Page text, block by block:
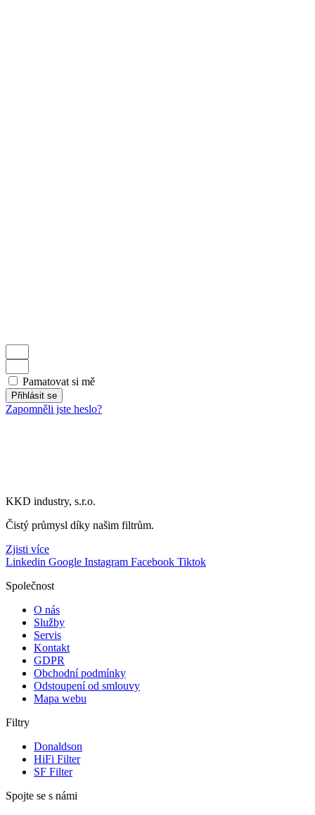
Pamatovat si mě
Přihlásit se
Zapomněli jste heslo?
KKD industry, s.r.o.
Čistý průmysl díky našim filtrům.
Zjisti více
Linkedin Google Instagram Facebook Tiktok
Společnost
O nás
Služby
Servis
Kontakt
GDPR
Obchodní podmínky
Odstoupení od smlouvy
Mapa webu
Filtry
Donaldson
HiFi Filter
SF Filter
Spojte se s námi